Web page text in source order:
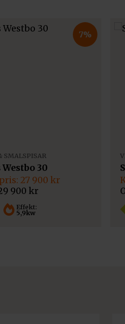
7%
Effekt:
5,9kw
SMALSPISAR
30
900 kr
27 900 kr